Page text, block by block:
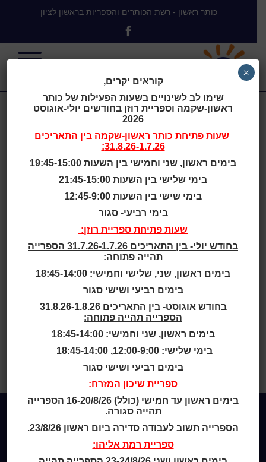
כותר ראשון - רשת הכותרים והספריות בראשון לציון
סיפורי בתים :
סיפורם של
שבעים בתים
בתולדות
ההתיישבות
להשאלה ברשת הספריות.
Bibliographys
>סיפורי בתים :
סיפורם של שבעים בתים בתולדות
קוראים יקרים,
שימו לב לשינויים בשעות הפעילות של כותר
ראשון-שקמה וספריית רוזן בחודשים יולי-אוגוסט
2026
שעות פתיחת כותר ראשון-שקמה בין התאריכים
31.8.26-1.7.26:
בימים ראשון, שני וחמישי בין השעות 19:45-15:00
בימי שלישי בין השעות 21:45-15:00
בימי שישי בין השעות 12:45-9:00
בימי רביעי- סגור
שעות פתיחת ספריית רוזן:
בחודש יולי- בין התאריכים 31.7.26-1.7.26 הספרייה
תהייה פתוחה:
בימים ראשון, שני, שלישי וחמישי: 18:45-14:00
בימים רביעי ושישי סגור
ב
חודש אוגוסט- בין התאריכים 31.8.26-1.8.26
הספרייה תהייה פתוחה:
בימים ראשון, שני וחמישי: 18:45-14:00
בימי שלישי: 12:00-9:00, 18:45-14:00
בימים רביעי ושישי סגור
ספריית שיכון המזרח:
בימים ראשון עד חמישי (כולל) 16-20/8/26 הספרייה
תהייה סגורה.
הספרייה תשוב לעבודה סדירה ביום ראשון 23/8/26.
ספריית רמת אליהו:
×